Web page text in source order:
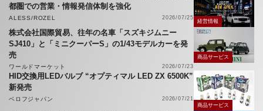
都圏での営業・情報発信体制を強化
ALESS/ROZEL 2026/07/25
経営情報
株式会社国際貿易、往年の名車「スズキジムニー
SJ410」と「ミニクーパーS」の1/43モデルカーを発
売
ワールドマーケット 2026/07/23
商品サービス
HID交換用LEDバルブ “オプティマル LED ZX 6500K”
新発売
ベロフジャパン
2026/07/21
商品サービス